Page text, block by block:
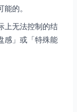
的。
上无法控制的结
感」或「特殊能